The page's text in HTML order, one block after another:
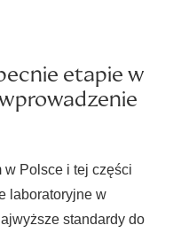
etapie w
w Polsce i tej części
laboratoryjne w
standardy do